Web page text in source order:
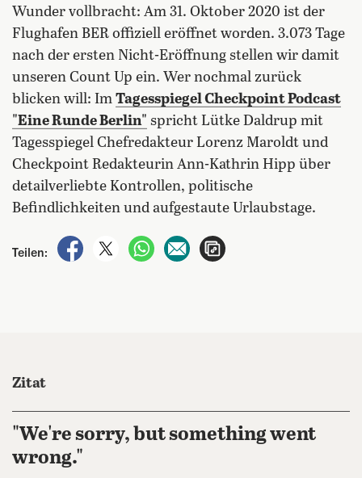
Wunder vollbracht: Am 31. Oktober 2020 ist der
Flughafen BER offiziell eröffnet worden. 3.073 Tage
nach der ersten Nicht-Eröffnung stellen wir damit
unseren Count Up ein. Wer nochmal zurück
blicken will: Im Tagesspiegel Checkpoint Podcast
"Eine Runde Berlin" spricht Lütke Daldrup mit
Tagesspiegel Chefredakteur Lorenz Maroldt und
Checkpoint Redakteurin Ann-Kathrin Hipp über
detailverliebte Kontrollen, politische
Befindlichkeiten und aufgestaute Urlaubstage.
Teilen:
auf Facebook teilen
auf X teilenper WhatsApp teilen
per E-Mail teilen
Zitat
"We're sorry, but something went
wrong."